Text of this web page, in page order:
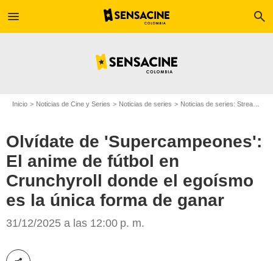
menu search
Inicio Noticias de Cine y Series Noticias de series Noticias de series: Streaming
Olvídate de 'Supercampeones':
El anime de fútbol en
Crunchyroll donde el egoísmo
es la única forma de ganar
31/12/2025 a las 12:00 p. m.
Crunchyroll